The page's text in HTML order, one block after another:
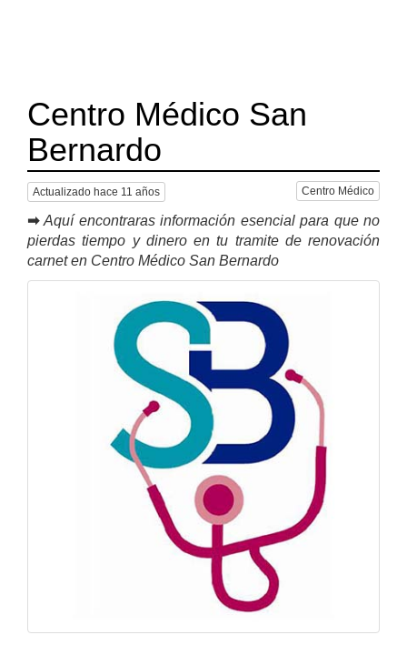
Centro Médico San
Bernardo
Actualizado hace 11 años Centro Médico
➡ Aquí encontraras información esencial para que no
pierdas tiempo y dinero en tu tramite de renovación
carnet en Centro Médico San Bernardo